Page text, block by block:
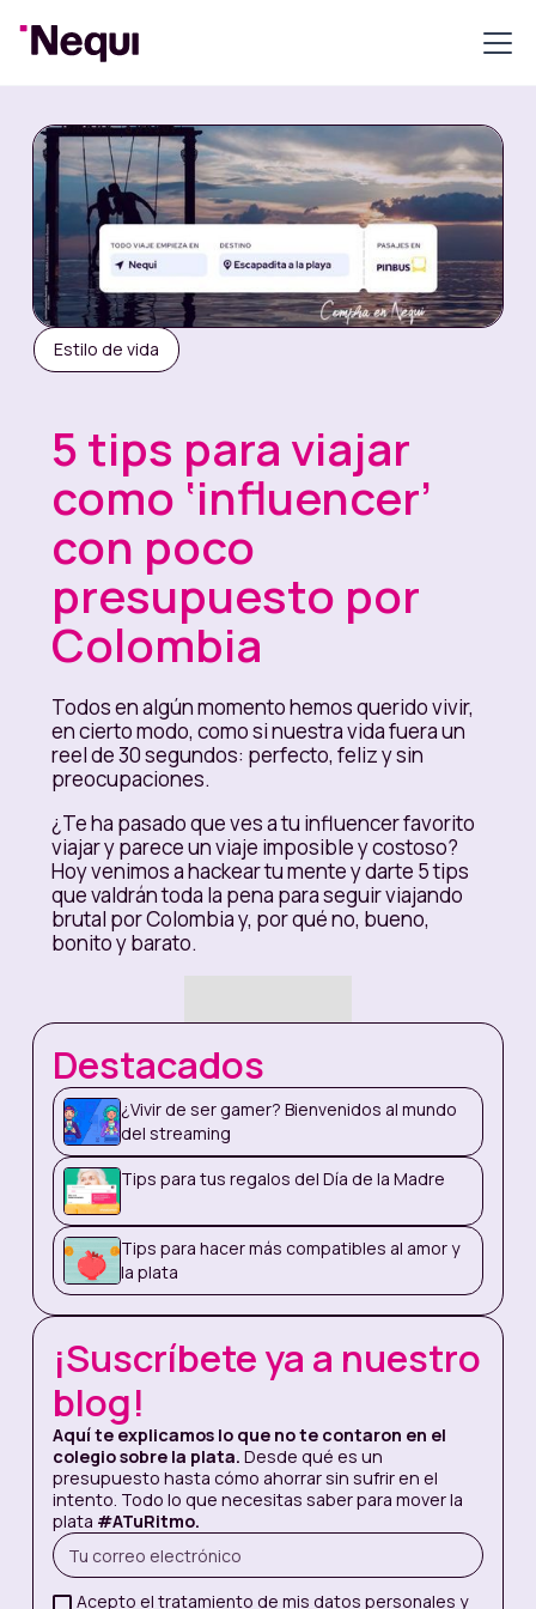
Estilo de vida
5 tips para viajar
como ‘influencer’
con poco
presupuesto por
Colombia
Todos en algún momento hemos querido vivir,
en cierto modo, como si nuestra vida fuera un
reel de 30 segundos: perfecto, feliz y sin
preocupaciones.
¿Te ha pasado que ves a tu influencer favorito
viajar y parece un viaje imposible y costoso?
Hoy venimos a hackear tu mente y darte 5 tips
que valdrán toda la pena para seguir viajando
brutal por Colombia y, por qué no, bueno,
bonito y barato.
#1: Planea con anticipación
El factor tiempo puede hacer toda la diferencia
en los números de tu pre$upuesto. Enfócate
en buscar primero lo urgente y luego sueña
con lo importante. Recuerda que ahora puedes
hacerlo todo sin salir de tu celu, incluso
comprar desde Nequi tus pasajes de PinBus
para viajar a +1000 destinos de Colombia con
+60 empresas de transporte
Conoce más aquí:Nequi y PinBus
Destacados
¿Vivir de ser gamer? Bienvenidos al mundo
del streaming
Tips para tus regalos del Día de la Madre
Tips para hacer más compatibles al amor y
la plata
¡Suscríbete ya a nuestro
blog!
Aquí te explicamos lo que no te contaron en el
colegio sobre la plata. Desde qué es un
presupuesto hasta cómo ahorrar sin sufrir en el
intento. Todo lo que necesitas saber para mover la
plata #ATuRitmo.
Acepto el tratamiento de mis datos personales y